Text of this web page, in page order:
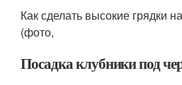
Как сделать высокие грядки
(фото,
Посадка клубники под